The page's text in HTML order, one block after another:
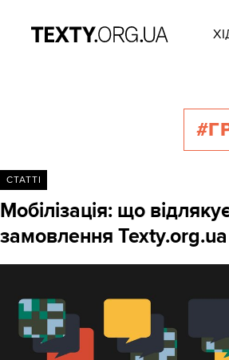
СТАТТІ
Мобілізація: що
замовлення Texty.org.ua